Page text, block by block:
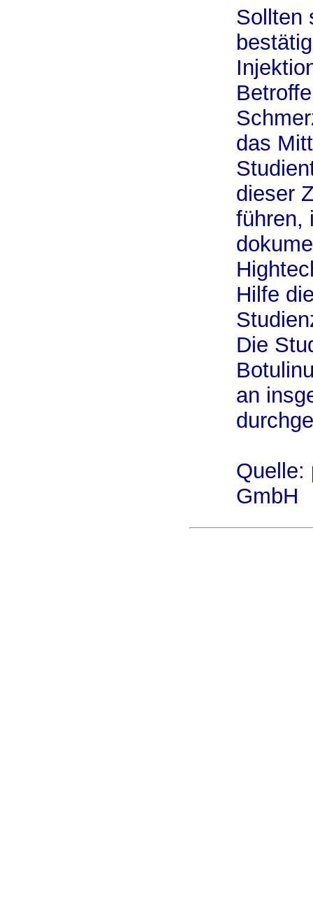
Sollten
das
dieser
führen,
Hilfe
Die
an
Quelle:
GmbH